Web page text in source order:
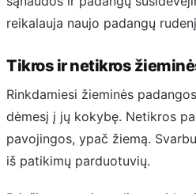
reikalauja naujo padangų
Tikros ir netikros
Rinkdamiesi žieminės
dėmesį į jų kokybę. Netikros
pavojingos, ypač žiemą.
iš patikimų parduotuvių.